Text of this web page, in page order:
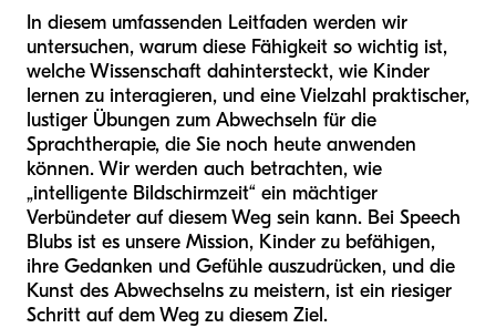
In diesem umfassenden Leitfaden werden wir
untersuchen, warum diese Fähigkeit so wichtig ist,
welche Wissenschaft dahintersteckt, wie Kinder
lernen zu interagieren, und eine Vielzahl praktischer,
lustiger Übungen zum Abwechseln für die
Sprachtherapie, die Sie noch heute anwenden
können. Wir werden auch betrachten, wie
„intelligente Bildschirmzeit“ ein mächtiger
Verbündeter auf diesem Weg sein kann. Bei Speech
Blubs ist es unsere Mission, Kinder zu befähigen,
ihre Gedanken und Gefühle auszudrücken, und die
Kunst des Abwechselns zu meistern, ist ein riesiger
Schritt auf dem Weg zu diesem Ziel.